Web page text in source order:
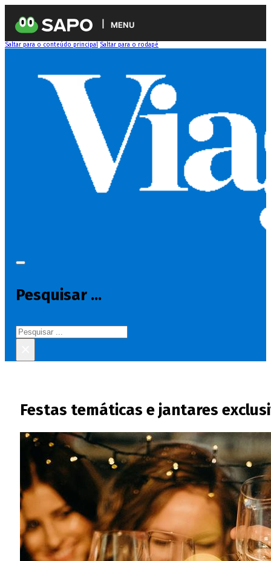
MENU
Saltar para o conteúdo principal Saltar para o rodapé
Pesquisar ...
Pesquisar
Festas temáticas e jantares